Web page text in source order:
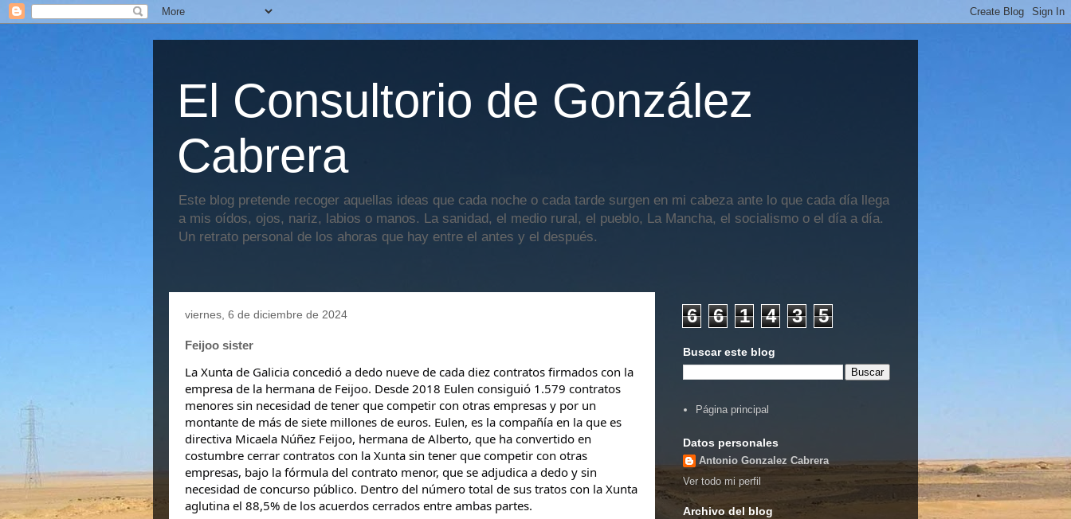
El Consultorio de González
Cabrera
Este blog pretende recoger aquellas ideas que cada noche o cada tarde surgen en mi cabeza ante lo que cada día llega
a mis oídos, ojos, nariz, labios o manos. La sanidad, el medio rural, el pueblo, La Mancha, el socialismo o el día a día.
Un retrato personal de los ahoras que hay entre el antes y el después.
viernes, 6 de diciembre de 2024
Feijoo sister
La Xunta de Galicia concedió a dedo nueve de cada diez contratos firmados con la
empresa de la hermana de Feijoo. Desde 2018 Eulen consiguió 1.579 contratos
menores sin necesidad de tener que competir con otras empresas y por un
montante de más de siete millones de euros. Eulen, es la compañía en la que es
directiva Micaela Núñez Feijoo, hermana de Alberto, que ha convertido en
costumbre cerrar contratos con la Xunta sin tener que competir con otras
empresas, bajo la fórmula del contrato menor, que se adjudica a dedo y sin
necesidad de concurso público. Dentro del número total de sus tratos con la Xunta
aglutina el 88,5% de los acuerdos cerrados entre ambas partes.
6 6 1 4 3 5
Buscar este blog
Página principal
Datos personales
Antonio Gonzalez Cabrera
Ver todo mi perfil
Archivo del blog